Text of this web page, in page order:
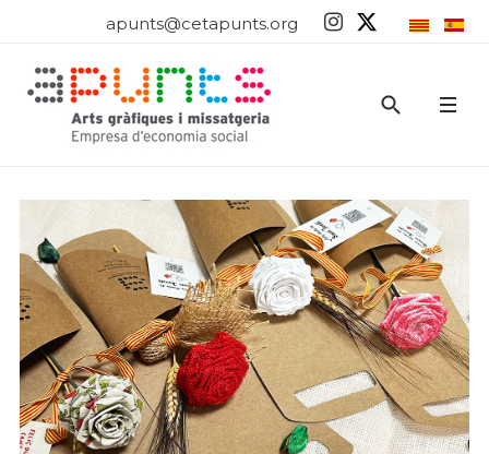
apunts@cetapunts.org